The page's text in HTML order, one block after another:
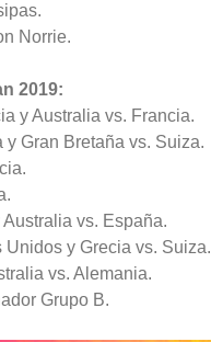
Norrie.
2019:
y Australia vs. Francia.
Gran Bretaña vs. Suiza.
vs. España.
y Grecia vs. Suiza.
vs. Alemania.
Grupo B.